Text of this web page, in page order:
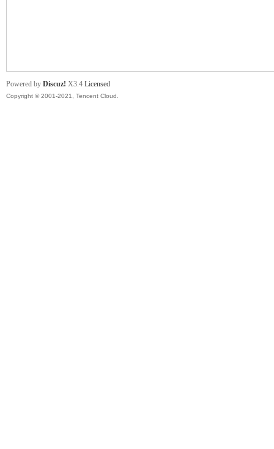
Powered by Discuz! X3.4 Licensed
Copyright © 2001-2021, Tencent Cloud.